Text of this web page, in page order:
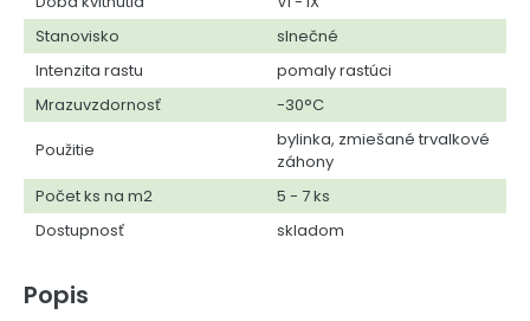
Stanovisko
slnečné
Intenzita rastu
pomaly rastúci
Mrazuvzdornosť
-30°C
Použitie
bylinka, zmiešané trvalkové
záhony
Počet ks na m2
5 - 7 ks
Dostupnosť
skladom
Popis